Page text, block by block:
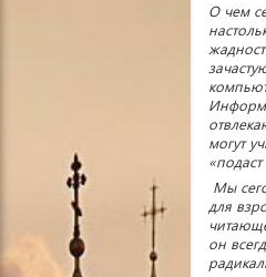
О чем
могут
Мы
для
он